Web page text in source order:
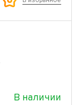
В наличии